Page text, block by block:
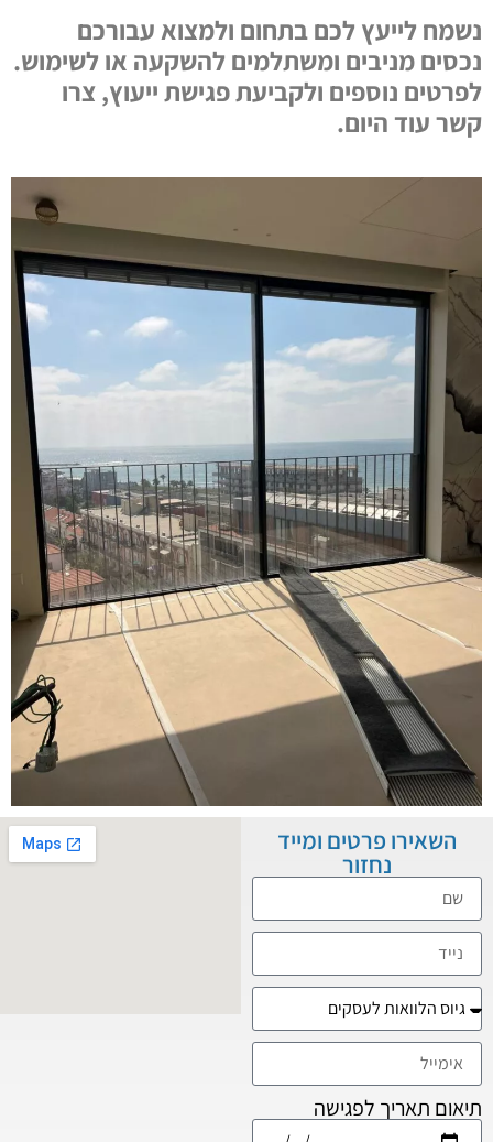
ולמצוא עבורכם
להשקעה או לשימוש.
פגישת ייעוץ, צרו